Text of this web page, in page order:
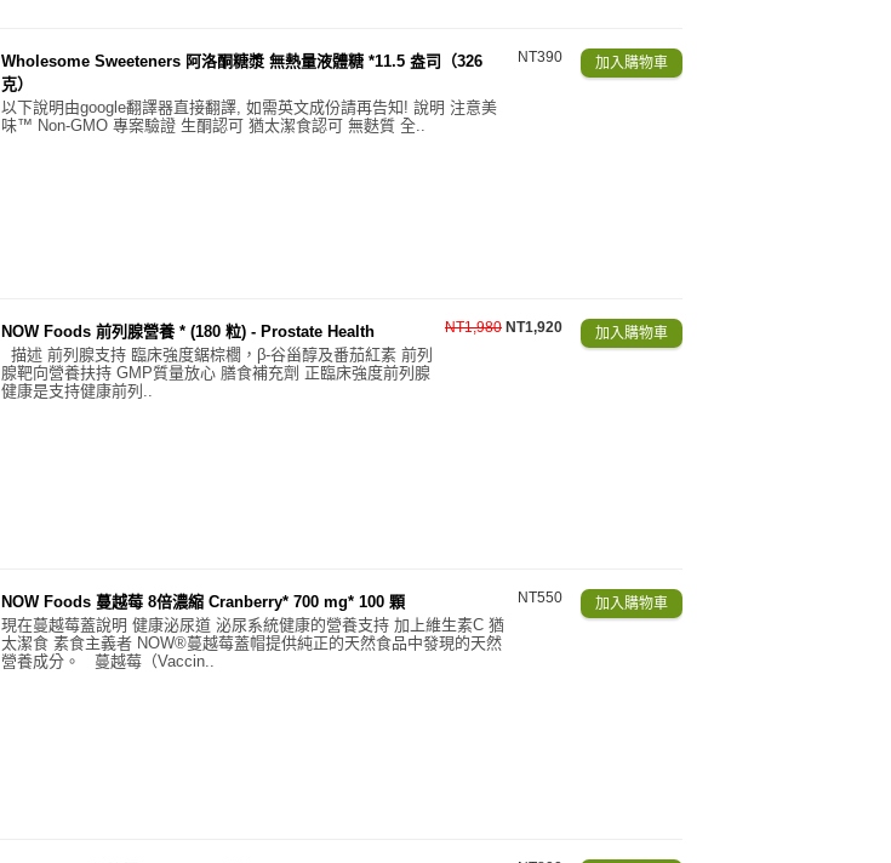
NT390
Wholesome Sweeteners 阿洛酮糖漿 無熱量液體糖 *11.5 盎司（326
克）
以下說明由google翻譯器直接翻譯, 如需英文成份請再告知! 說明 注意美
味™ Non-GMO 專案驗證 生酮認可 猶太潔食認可 無麩質 全..
NT1,980 NT1,920
NOW Foods 前列腺營養 * (180 粒) - Prostate Health
描述 前列腺支持 臨床強度鋸棕櫚，β-谷甾醇及番茄紅素 前列
腺靶向營養扶持 GMP質量放心 膳食補充劑 正臨床強度前列腺
健康是支持健康前列..
NT550
NOW Foods 蔓越莓 8倍濃縮 Cranberry* 700 mg* 100 顆
現在蔓越莓蓋說明 健康泌尿道 泌尿系統健康的營養支持 加上維生素C 猶
太潔食 素食主義者 NOW®蔓越莓蓋帽提供純正的天然食品中發現的天然
營養成分。 蔓越莓（Vaccin..